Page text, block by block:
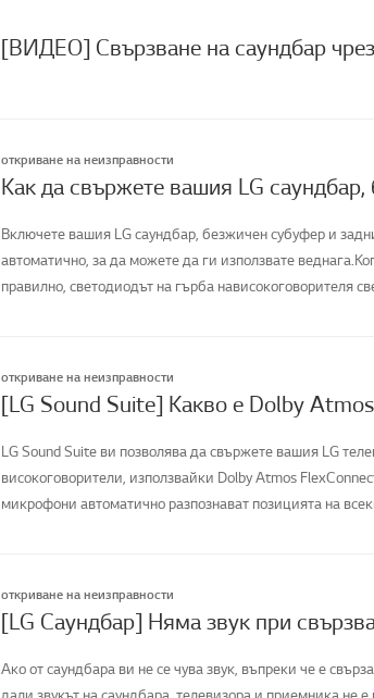
откриване на неизправности
Включете вашия LG саундбар, безжичен субуфер и
автоматично, за да можете да ги използвате
правилно, светодиодът на гърба нависокоговорителя
откриване на неизправности
[LG Sound Suite] Какво е Dolby
LG Sound Suite ви позволява да свържете вашия LG
високоговорители, използвайки Dolby Atmos
микрофони автоматично разпознават позицията на
откриване на неизправности
[LG Саундбар] Няма звук при
Ако от саундбара ви не се чува звук, въпреки че е